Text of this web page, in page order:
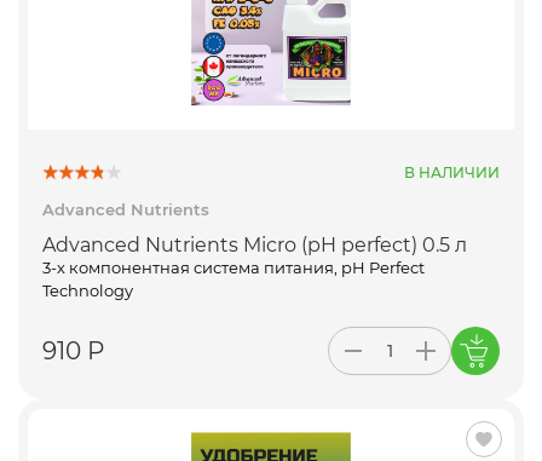
В НАЛИЧИИ
Advanced Nutrients
Advanced Nutrients Micro (pH perfect) 0.5 л
3-х компонентная система питания, pH Perfect
Technology
910 Р